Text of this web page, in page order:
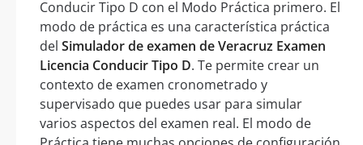
Conducir Tipo D con el Modo Práctica primero. El
modo de práctica es una característica práctica
del Simulador de examen de Veracruz Examen
Licencia Conducir Tipo D. Te permite crear un
contexto de examen cronometrado y
supervisado que puedes usar para simular
varios aspectos del examen real. El modo de